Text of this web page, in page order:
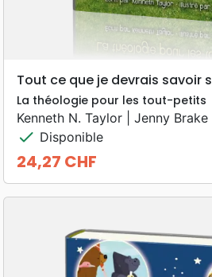
Tout ce que je devrais savoir
La théologie pour les tout-petits
Kenneth N. Taylor | Jenny Brake
check Disponible
Prix
24,27 CHF